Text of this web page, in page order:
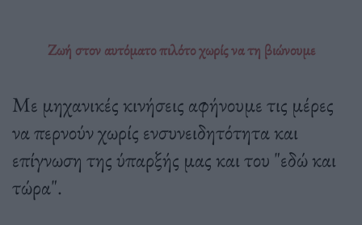
Ζωή στον αυτόματο πιλότο χωρίς να τη βιώνουμε
Με μηχανικές κινήσεις αφήνουμε τις μέρες
να περνούν χωρίς ενσυνειδητότητα και
επίγνωση της ύπαρξής μας και του "εδώ και
τώρα".